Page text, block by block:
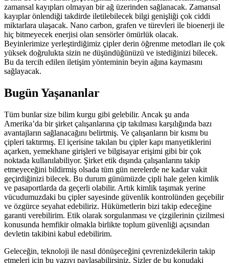
zamansal kayıpları olmayan bir ağ üzerinden sağlanacak. Zamansal
kayıplar önlendiği takdirde iletilebilecek bilgi genişliği çok ciddi
miktarlara ulaşacak. Nano carbon, grafen ve türevleri ile bioenerji ile
hiç bitmeyecek enerjisi olan sensörler ömürlük olacak.
Beyinlerimize yerleştirdiğimiz çipler derin öğrenme metodları ile çok
yüksek doğrulukta sizin ne düşündüğünüzü ve istediğinizi bilecek.
Bu da tercih edilen iletişim yönteminin beyin ağına kaymasını
sağlayacak.
Bugün Yaşananlar
Tüm bunlar size bilim kurgu gibi gelebilir. Ancak şu anda
Amerika’da bir şirket çalışanlarına çip takılması karşılığında bazı
avantajların sağlanacağını belirtmiş. Ve çalışanların bir kısmı bu
çipleri taktırmış. El içerisine takılan bu çipler kapı manyetiklerini
açarken, yemekhane girişleri ve bilgisayar erişimi gibi bir çok
noktada kullanılabiliyor. Şirket etik dışında çalışanlarını takip
etmeyeceğini bildirmiş olsada tüm gün nerelerde ne kadar vakit
geçirdiğinizi bilecek. Bu durum günümüzde çipli hale gelen kimlik
ve pasaportlarda da geçerli olabilir. Artık kimlik taşımak yerine
vücudumuzdaki bu çipler sayesinde güvenlik kontrolünden geçebilir
ve özgürce seyahat edebiliriz. Hükümetlerin bizi takip edeceğine
garanti verebilirim. Etik olarak sorgulanması ve çizgilerinin çizilmesi
konusunda hemfikir olmakla birlikte toplum güvenliği açısından
devletin takibini kabul edebilirim.
Geleceğin, teknoloji ile nasıl dönüşeceğini çevrenizdekilerin takip
etmeleri için bu yazıyı paylaşabilirsiniz. Sizler de bu konudaki